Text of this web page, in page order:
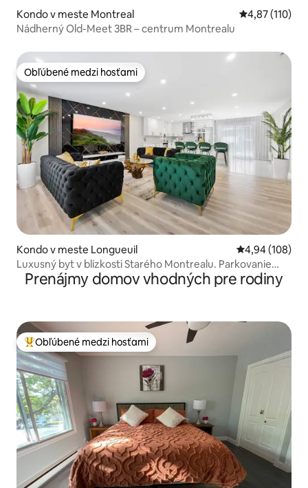
Kondo v meste Montreal Priemerné
4,87 (110)
Nádherný Old-Meet 3BR – centrum Montrealu
Obľúbené medzi hosťami
Obľúbené medzi hosťami
Kondo v meste Longueuil Priemerné
4,94 (108)
Luxusný byt v blízkosti Starého Montrealu. Parkovanie
ZDARMA.
Prenájmy domov vhodných pre rodiny
Najobľúbenejšie medzi hosťami
Obľúbené medzi hosťami